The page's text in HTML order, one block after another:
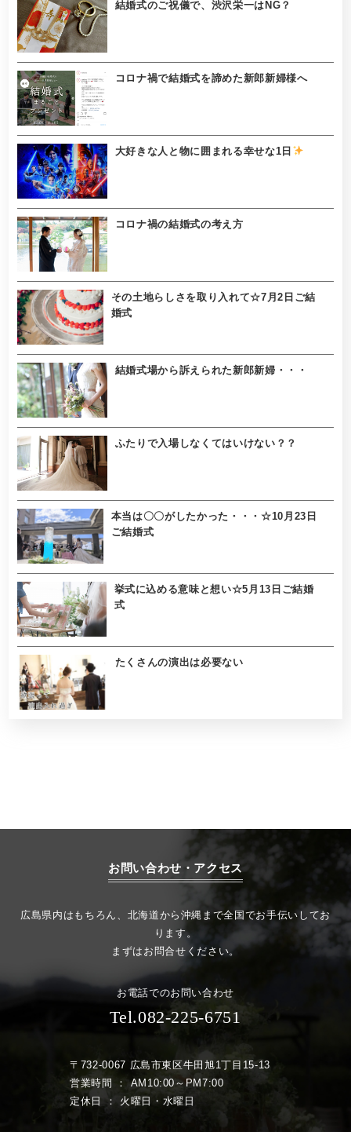
結婚式のご祝儀で、渋沢栄一はNG？
コロナ禍で結婚式を諦めた新郎新婦様へ
大好きな人と物に囲まれる幸せな1日
コロナ禍の結婚式の考え方
その土地らしさを取り入れて☆7月2日ご結
婚式
結婚式場から訴えられた新郎新婦・・・
ふたりで入場しなくてはいけない？？
本当は〇〇がしたかった・・・☆10月23日
ご結婚式
挙式に込める意味と想い☆5月13日ご結婚
式
たくさんの演出は必要ない
お問い合わせ・アクセス
広島県内はもちろん、北海道から沖縄まで全国でお手伝いしてお
ります。
まずはお問合せください。
お電話でのお問い合わせ
Tel.082-225-6751
〒732-0067 広島市東区牛田旭1丁目15-13
営業時間 ： AM10:00～PM7:00
定休日 ： 火曜日・水曜日